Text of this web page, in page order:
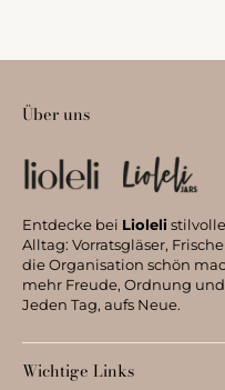
Über uns
Entdecke bei Lioleli
Alltag: Vorratsgläser,
die Organisation schön
mehr Freude, Ordnung
Jeden Tag, aufs Neue.
Wichtige Links